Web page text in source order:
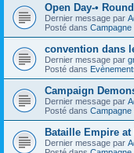
Open Day-•
Dernier message par
Posté dans Campagne
convention dans
Dernier message par
Posté dans
Campaign
Dernier message par
Posté dans Campagne
Bataille Empire at
Dernier message par